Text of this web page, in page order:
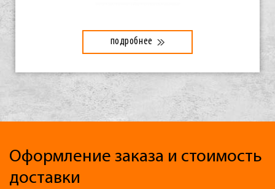
подробнее
Оформление заказа и стоимость
доставки